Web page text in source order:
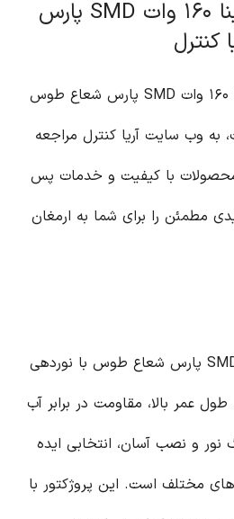
خرید پروژکتور آرتینا ۱۶۰ وات SMD پارس
کنترل
برای خرید پروژکتور آرتینا ۱۶۰ وات SMD پارس شعاع طوس
به وب سایت آریا کنترل مراجعه
محصولات با کیفیت و خدمات پس
مطمئن را برای شما به ارمغان
پروژکتور آرتینا ۱۶۰ وات SMD پارس شعاع طوس با نوردهی
عمر بالا، مقاومت در برابر آب
نور و نصب آسان، انتخابی ایده
مختلف است. این پروژکتور با